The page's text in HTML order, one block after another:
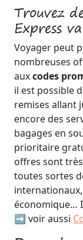
Trouvez
Express
Voyager peut
nombreuses
auxcodes
il est possible
remises allant
encore des
bagages en
prioritaire
offres sont
toutes sortes
économique…
➡️ voir aussi